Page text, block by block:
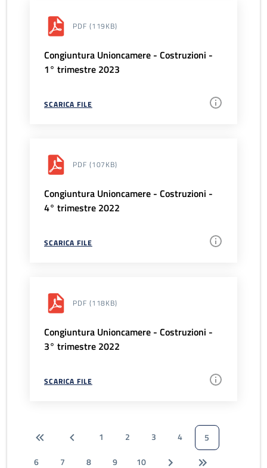
PDF (119KB)
Congiuntura Unioncamere - Costruzioni -
1° trimestre 2023
SCARICA FILE
PDF (107KB)
Congiuntura Unioncamere - Costruzioni -
4° trimestre 2022
SCARICA FILE
PDF (118KB)
Congiuntura Unioncamere - Costruzioni -
3° trimestre 2022
SCARICA FILE
1 2 3 4
5
6
7 8 9 10